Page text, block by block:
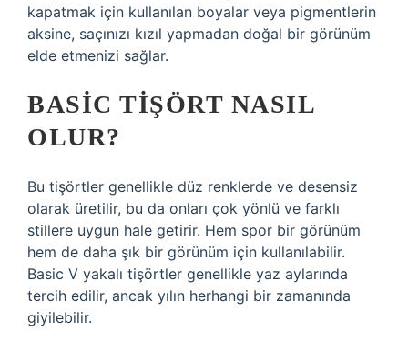
kapatmak için kullanılan boyalar veya pigmentlerin
aksine, saçınızı kızıl yapmadan doğal bir görünüm
elde etmenizi sağlar.
BASIC TIŞÖRT NASIL
OLUR?
Bu tişörtler genellikle düz renklerde ve desensiz
olarak üretilir, bu da onları çok yönlü ve farklı
stillere uygun hale getirir. Hem spor bir görünüm
hem de daha şık bir görünüm için kullanılabilir.
Basic V yakalı tişörtler genellikle yaz aylarında
tercih edilir, ancak yılın herhangi bir zamanında
giyilebilir.